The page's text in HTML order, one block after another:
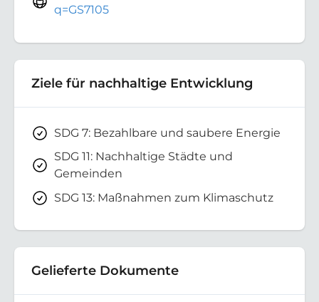
q=GS7105
Ziele für nachhaltige Entwicklung
SDG 7: Bezahlbare und saubere Energie
SDG 11: Nachhaltige Städte und
Gemeinden
SDG 13: Maßnahmen zum Klimaschutz
Gelieferte Dokumente